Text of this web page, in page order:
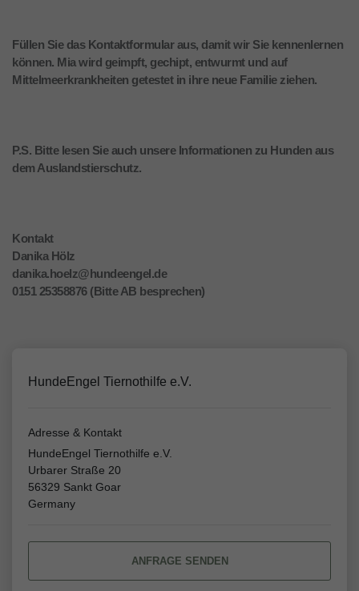
Füllen Sie das Kontaktformular aus, damit wir Sie kennenlernen
können. Mia wird geimpft, gechipt, entwurmt und auf
Mittelmeerkrankheiten getestet in ihre neue Familie ziehen.
P.S. Bitte lesen Sie auch unsere Informationen zu Hunden aus
dem Auslandstierschutz.
Kontakt
Danika Hölz
danika.hoelz@hundeengel.de
0151 25358876 (Bitte AB besprechen)
HundeEngel Tiernothilfe e.V.
Adresse & Kontakt
HundeEngel Tiernothilfe e.V.
Urbarer Straße 20
56329 Sankt Goar
Germany
ANFRAGE SENDEN